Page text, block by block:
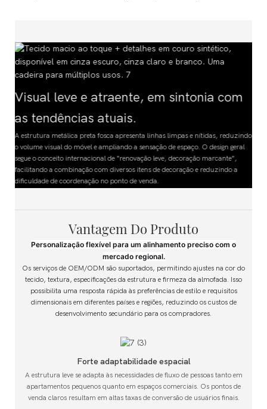
Visual leve e atraente, em sintonia com
as tendências atuais.
A estrutura metálica preta fosca apresenta linhas limpas e nítidas, reduzindo
o volume visual do móvel e ampliando a sensação de espaço. O design geral
segue o conceito internacional de "renovação leve, decoração marcante",
facilitando a combinação com diversos itens de decoração e reduzindo a
dificuldade de coordenação no ponto de venda.
Vantagem Do Produto
Personalização flexível para um alinhamento preciso com o
mercado regional.
Os serviços de OEM/ODM são suportados, permitindo ajustes na cor do
tecido, textura, especificações da estrutura e firmeza da almofada. Isso
possibilita uma resposta rápida às preferências de estilo e requisitos
dimensionais em diferentes países e regiões, reduzindo os custos de
desenvolvimento secundário para os compradores.
Forte adaptabilidade espacial
A estrutura leve se adapta às necessidades de fluxo de pessoas tanto em
apartamentos pequenos quanto em espaços comerciais. Os pontos de
venda claros resultam em altas taxas de conversão de usuários finais.